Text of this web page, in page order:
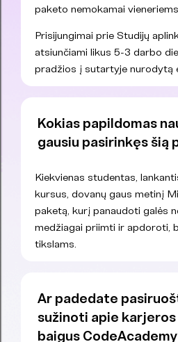
paketo nemokamai
Prisijungimai prie Studijų
atsiunčiami likus 5-3 darbo
pradžios į sutartyje nurodytą
Kokias papildomas
gausiu pasirinkęs šią
Kiekvienas studentas,
kursus, dovanų gaus metinį
paketą, kurį panaudoti galės
medžiagai priimti ir apdoroti,
tikslams.
Ar padedate
sužinoti apie
baigus